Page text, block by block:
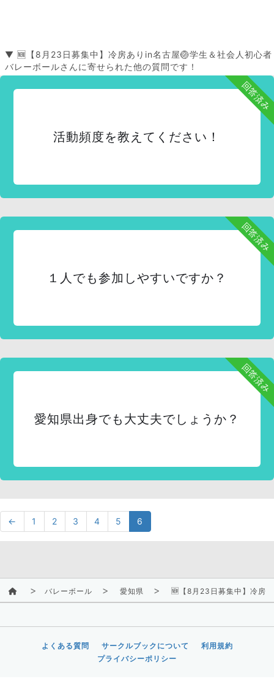
▼ 🆕【8月23日募集中】冷房ありin名古屋🏐学生＆社会人初心者
バレーボールさんに寄せられた他の質問です！
回答済み
活動頻度を教えてください！
回答済み
１人でも参加しやすいですか？
回答済み
愛知県出身でも大丈夫でしょうか？
← 1 2 3 4 5 6
バレーボール 愛知県 🆕【8月23日募集中】冷房
よくある質問 サークルブックについて
利用規約
プライバシーポリシー